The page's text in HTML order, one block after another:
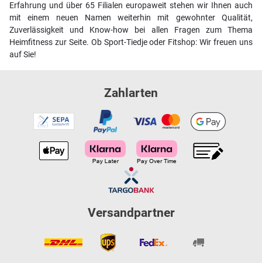
Erfahrung und über 65 Filialen europaweit stehen wir Ihnen auch
mit einem neuen Namen weiterhin mit gewohnter Qualität,
Zuverlässigkeit und Know-how bei allen Fragen zum Thema
Heimfitness zur Seite. Ob Sport-Tiedje oder Fitshop: Wir freuen uns
auf Sie!
Zahlarten
Versandpartner